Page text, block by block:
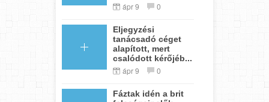
ápr 9 0
Eljegyzési
tanácsadó céget
alapított, mert
csalódott kérőjéb...
ápr 9 0
Fáztak idén a brit